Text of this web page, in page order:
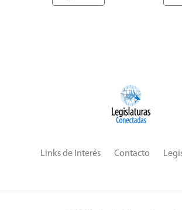
Links de Interés Contacto